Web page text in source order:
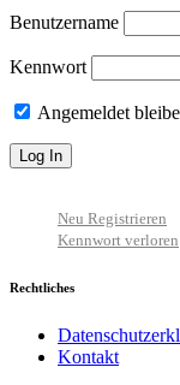
Benutzername
Kennwort
Angemeldet
Neu Registrieren
Kennwort verloren
Rechtliches
Kontakt